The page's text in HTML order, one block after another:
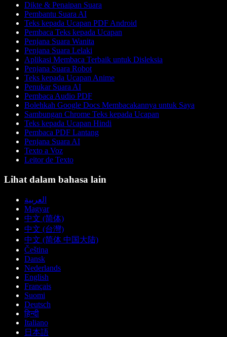
Dikte & Penaipan Suara
Pembantu Suara AI
Teks kepada Ucapan PDF Android
Pembaca Teks kepada Ucapan
Penjana Suara Wanita
Penjana Suara Lelaki
Aplikasi Membaca Terbaik untuk Disleksia
Penjana Suara Robot
Teks kepada Ucapan Anime
Penukar Suara AI
Pembaca Audio PDF
Bolehkah Google Docs Membacakannya untuk Saya
Sambungan Chrome Teks kepada Ucapan
Teks kepada Ucapan Hindi
Pembaca PDF Lantang
Penjana Suara AI
Texto a Voz
Leitor de Texto
Lihat dalam bahasa lain
العربية
Magyar
中文 (简体)
中文 (台灣)
中文 (简体 中国大陆)
Čeština
Dansk
Nederlands
English
Français
Suomi
Deutsch
हिन्दी
Italiano
日本語